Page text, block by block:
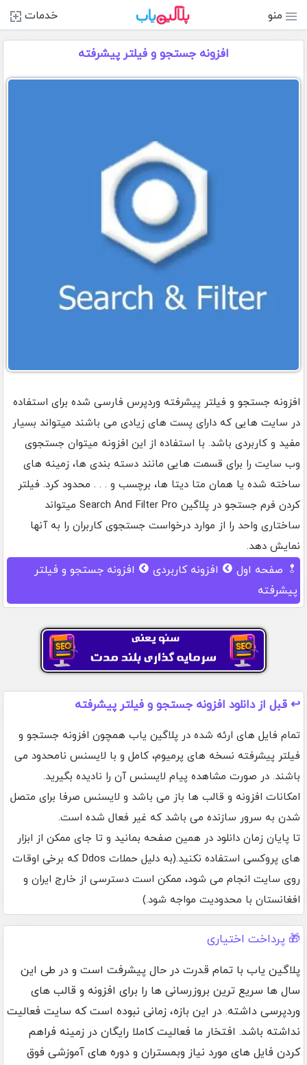
منو خدمات
افزونه جستجو و فیلتر پیشرفته
افزونه جستجو و فیلتر پیشرفته وردپرس فارسی شده برای استفاده
در سایت هایی که دارای پست های زیادی می باشند میتواند بسیار
مفید و کاربردی باشد. با استفاده از این افزونه میتوان جستجوی
وب سایت را برای قسمت هایی مانند دسته بندی ها، زمینه های
ساخته شده یا همان متا دیتا ها، برچسب و . . . محدود کرد. فیلتر
کردن فرم جستجو در پلاگین Search And Filter Pro میتواند
ساختاری واحد را از موارد درخواست جستجوی کاربران را به آنها
نمایش دهد.
صفحه اول افزونه کاربردی
افزونه جستجو و فیلتر
پیشرفته
↩️ قبل از دانلود افزونه جستجو و فیلتر پیشرفته
تمام فایل های ارئه شده در پلاگین یاب همچون افزونه جستجو و
فیلتر پیشرفته نسخه های پرمیوم، کامل و با لایسنس نامحدود می
باشند. در صورت مشاهده پیام لایسنس آن را نادیده بگیرید.
امکانات افزونه و قالب ها باز می باشد و لایسنس صرفا برای متصل
شدن به سرور سازنده می باشد که غیر فعال شده است.
تا پایان زمان دانلود در همین صفحه بمانید و تا جای ممکن از ابزار
های پروکسی استفاده نکنید.(به دلیل حملات Ddos که برخی اوقات
روی سایت انجام می شود، ممکن است دسترسی از خارج ایران و
افغانستان با محدودیت مواجه شود.)
🎁 پرداخت اختیاری
پلاگین یاب با تمام قدرت در حال پیشرفت است و در طی این
سال ها سریع ترین بروزرسانی ها را برای افزونه و قالب های
وردپرسی داشته. در این بازه، زمانی نبوده است که سایت فعالیت
نداشته باشد. افتخار ما فعالیت کاملا رایگان در زمینه فراهم
کردن فایل های مورد نیاز وبمستران و دوره های آموزشی فوق